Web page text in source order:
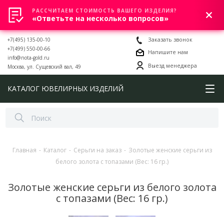
0
+7(495) 135-00-10
+7(499) 550-00-66
info@nota-gold.ru
Москва, ул. Сущевский вал, 49
Заказать звонок
Напишите нам
Выезд менеджера
КАТАЛОГ ЮВЕЛИРНЫХ ИЗДЕЛИЙ
Главная - Каталог - Серьги на заказ - Золотые женские серьги из
белого золота с топазами (Вес: 16 гр.)
Золотые женские серьги из белого золота
с топазами (Вес: 16 гр.)
РАССЧИТАЕМ СТОИМОСТЬ ВАШЕГО ИЗДЕЛИЯ?
«Ответьте на несколько вопросов»